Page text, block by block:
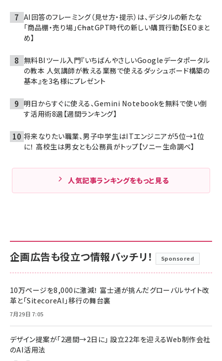
AI回答のフレーミング（見せ方・提示）は、デジタルの新たな
「商品棚・売り場」――ChatGPT時代の新しい購買行動【SEOまと
め】
無料BIツール入門『いちばんやさしいGoogleデータポータル
の教本 人気講師が教える業務で使えるダッシュボード構築の
基本』を3名様にプレゼント
明日からすぐに使える、Gemini Notebookを無料で使い倒
す活用術8選【週間ランキング】
将来なりたい職業、男子中学生はITエンジニアが5位→1位
に！ 高校生は男女とも公務員がトップ【ソニー生命調べ】
人気記事ランキングをもっと見る
企画広告も役立つ情報バッチリ！ Sponsored
10万ページを8,000に激減！ 富士通が挑んだグローバルサイト改
革と「SitecoreAI」移行の舞台裏
7月29日 7:05
デザイン提案が「2週間→2日に」 設立22年を迎えるWeb制作会社
のAI活用法